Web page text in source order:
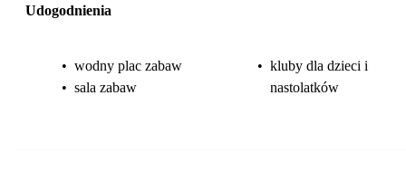
Udogodnienia
• wodny plac zabaw
• sala zabaw
• kluby dla dzieci i
nastolatków